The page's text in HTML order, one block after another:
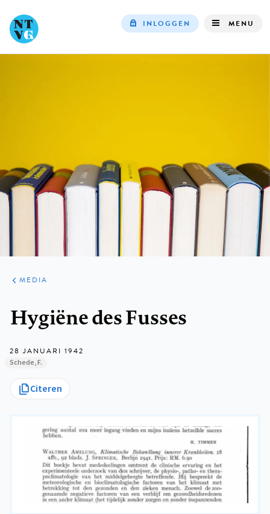
INLOGGEN MENU
ARTIKELEN
VARIA
MEDIA
Hygiëne des Fusses
28 JANUARI 1942
Schede, F.
Citeren